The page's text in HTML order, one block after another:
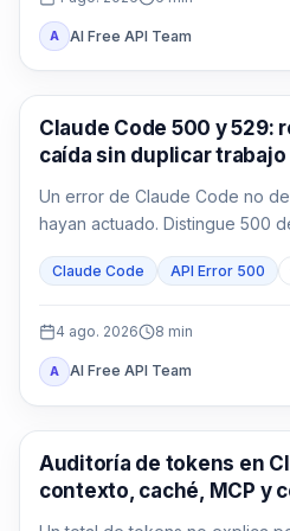
A AI Free API Team
Claude Code
Claude Code 500 y 529:
caída sin duplicar trabajo
Un error de Claude Code no
hayan actuado. Distingue 500
Claude Code API Error 500
4 ago. 2026 8 min
A AI Free API Team
Claude Code
Auditoría de tokens en
contexto, caché, MCP y